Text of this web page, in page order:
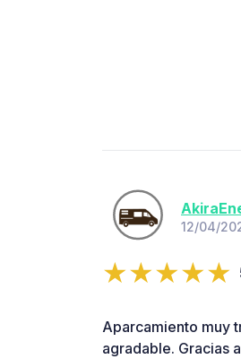
12/04/
Aparcamiento muy
agradable. Gracias